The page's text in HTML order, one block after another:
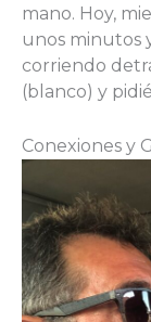
mano. Hoy,
unos minutos
corriendo
(blanco) y
Conexiones y